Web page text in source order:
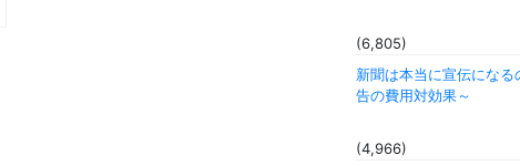
(6,805)
新聞は本当に宣伝にな
告の費用対効果～
(4,966)